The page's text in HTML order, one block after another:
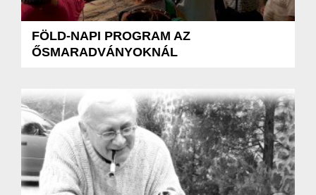
FÖLD-NAPI PROGRAM AZ
ŐSMARADVÁNYOKNÁL